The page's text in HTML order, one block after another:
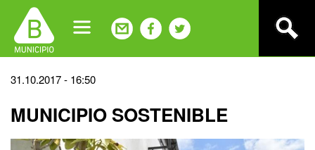
navigation
Back
top
31.10.2017 - 16:50
MUNICIPIO SOSTENIBLE